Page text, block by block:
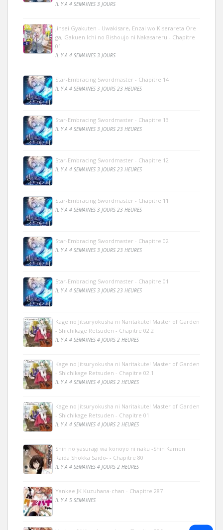
IL Y A 4 SEMAINES 3 JOURS
Jinsei Gyakuten - Uwakisare, Enzai wo Kiserareta Ore
ga, Gakuen Ichi no Bishoujo ni Nakasareru - Chapitre
01
IL Y A 4 SEMAINES 3 JOURS
Star-Embracing Swordmaster - Chapitre 14
IL Y A 4 SEMAINES 3 JOURS 23 HEURES
Star-Embracing Swordmaster - Chapitre 13
IL Y A 4 SEMAINES 3 JOURS 23 HEURES
Star-Embracing Swordmaster - Chapitre 12
IL Y A 4 SEMAINES 3 JOURS 23 HEURES
Star-Embracing Swordmaster - Chapitre 11
IL Y A 4 SEMAINES 3 JOURS 23 HEURES
Star-Embracing Swordmaster - Chapitre 02
IL Y A 4 SEMAINES 3 JOURS 23 HEURES
Star-Embracing Swordmaster - Chapitre 01
IL Y A 4 SEMAINES 3 JOURS 23 HEURES
Kage no Jitsuryokusha ni Naritakute! Master of Garden
- Shichikage Retsuden - Chapitre 02.2
IL Y A 4 SEMAINES 4 JOURS 2 HEURES
Kage no Jitsuryokusha ni Naritakute! Master of Garden
- Shichikage Retsuden - Chapitre 02.1
IL Y A 4 SEMAINES 4 JOURS 2 HEURES
Kage no Jitsuryokusha ni Naritakute! Master of Garden
- Shichikage Retsuden - Chapitre 01
IL Y A 4 SEMAINES 4 JOURS 2 HEURES
Shin no yasuragi wa konoyo ni naku -Shin Kamen
Raida Shokka Saido- - Chapitre 80
IL Y A 4 SEMAINES 4 JOURS 2 HEURES
Yankee JK Kuzuhana-chan - Chapitre 287
IL Y A 5 SEMAINES